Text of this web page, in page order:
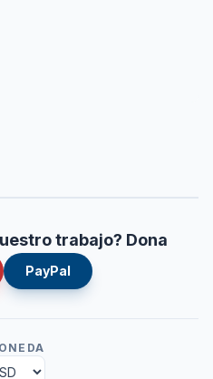
trabajo? Dona
PayPal